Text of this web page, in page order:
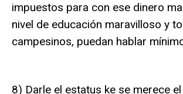
impuestos para con ese dinero
nivel de educación maravilloso y
campesinos, puedan hablar
8) Darle el estatus ke se merece